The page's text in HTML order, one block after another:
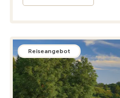
Reiseangebot